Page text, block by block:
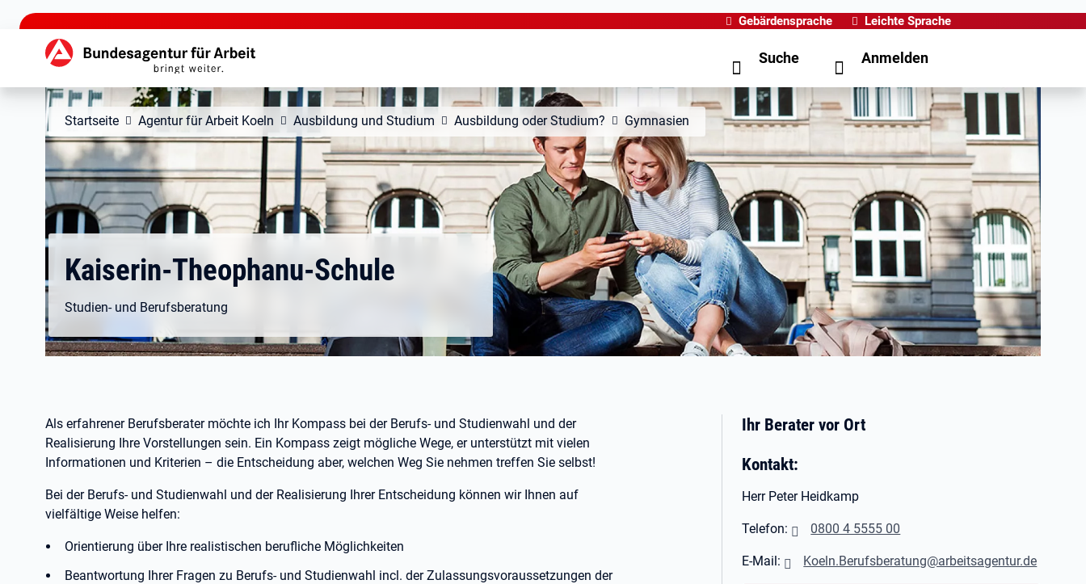
zu den Hauptinhalten springen
Gebärdensprache Leichte Sprache
Hauptnavigation Suche Anmelden
Startseite Agentur für Arbeit Koeln Ausbildung und Studium Ausbildung oder Studium? Gymnasien
Kaiserin-Theophanu-Schule
Studien- und Berufsberatung
Als erfahrener Berufsberater möchte ich Ihr Kompass bei der Berufs- und Studienwahl und der
Realisierung Ihre Vorstellungen sein. Ein Kompass zeigt mögliche Wege, er unterstützt mit vielen
Informationen und Kriterien – die Entscheidung aber, welchen Weg Sie nehmen treffen Sie selbst!
Bei der Berufs- und Studienwahl und der Realisierung Ihrer Entscheidung können wir Ihnen auf
vielfältige Weise helfen:
Orientierung über Ihre realistischen berufliche Möglichkeiten
Beantwortung Ihrer Fragen zu Berufs- und Studienwahl incl. der Zulassungsvoraussetzungen der
Ihr Berater vor Ort
Kontakt:
Herr Peter Heidkamp
Telefon: 0800 4 5555 00
E-Mail: Koeln.Berufsberatung@arbeitsagentur.de